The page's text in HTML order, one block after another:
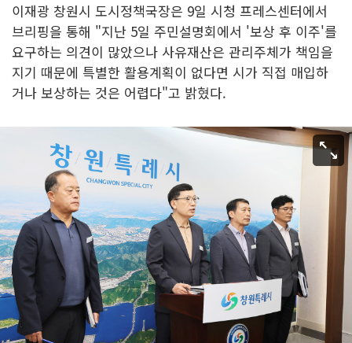
이재광 창원시 도시정책국장은 9일 시청 프레스센터에서
브리핑을 통해 "지난 5일 주민설명회에서 '보상 후 이주'를
요구하는 의견이 많았으나 사유재산은 관리주체가 책임을
지기 때문에 특별한 활용계획이 없다면 시가 직접 매입하
거나 보상하는 것은 어렵다"고 밝혔다.